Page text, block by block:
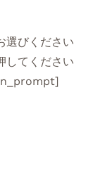
選びください
してください